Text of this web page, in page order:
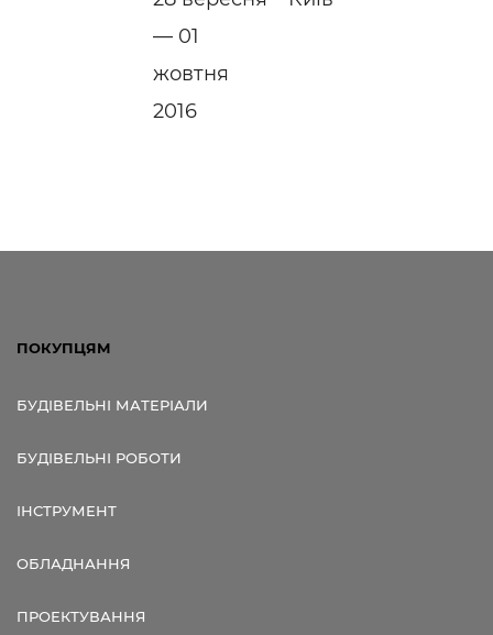
— 01
жовтня
2016
ПОКУПЦЯМ
БУДІВЕЛЬНІ МАТЕРІАЛИ
БУДІВЕЛЬНІ РОБОТИ
ІНСТРУМЕНТ
ОБЛАДНАННЯ
ПРОЕКТУВАННЯ